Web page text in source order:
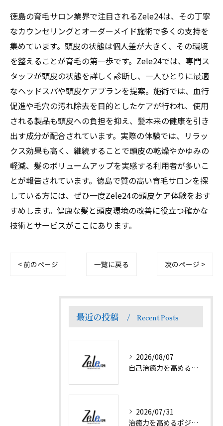
徳島の育毛サロン業界で注目されるZele24は、その丁寧
なカウンセリングとオーダーメイド施術で多くの支持を
集めています。頭皮の状態は個人差が大きく、その環境
を整えることが育毛の第一歩です。Zele24では、専門ス
タッフが頭皮の状態を詳しく診断し、一人ひとりに最適
なヘッドスパや頭皮ケアプランを提案。施術では、血行
促進や毛穴の汚れ除去を目的としたケアが行われ、使用
される製品も頭皮への負担を抑え、髪本来の健康を引き
出す成分が配合されています。実際の体験では、リラッ
クス効果も高く、継続することで頭皮の乾燥やかゆみの
軽減、髪のボリュームアップを実感する利用者が多いこ
とが報告されています。徳島で質の高い育毛サロンを探
している方には、ぜひ一度Zele24の頭皮ケア体験をおす
すめします。健康な髪と頭皮環境の改善に役立つ確かな
技術とサービスがここにあります。
< 前のページ 一覧に戻る 次のページ >
最近の投稿 Recent Posts
2026/08/07
自己治癒力を高めるプランで徳島県名西郡神山町の癒やし体験と地域の魅力を探る
2026/07/31
治癒力を高めるポジティブ思考と日常で実践できる方法を徹底解説